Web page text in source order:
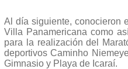
Al día siguiente, conocieron
Villa Panamericana como
para la realización del
deportivos Caminho
Gimnasio y Playa de Icaraí.